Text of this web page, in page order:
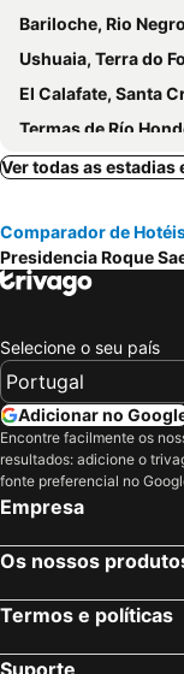
Bariloche, Rio
Ushuaia, Terra do
El Calafate, Santa
Termas de Río Hondo, Santiago del
Ver todas as estadias
Comparador de
Presidencia Roque
Selecione o seu país
Adicionar no
Encontre facilmente os
resultados: adicione o
fonte preferencial no
Empresa
Os nossos
Termos e políticas
Suporte